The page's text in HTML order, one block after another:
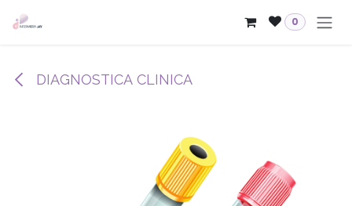
Passa al contenuto
0
DIAGNOSTICA CLINICA